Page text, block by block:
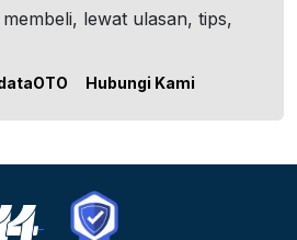
lewat ulasan, tips,
Hubungi Kami